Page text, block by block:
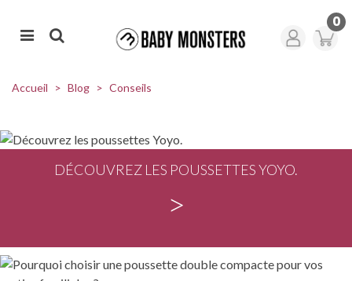
0
Accueil > Blog > Conseils
DÉCOUVREZ LES POUSSETTES YOYO.
>